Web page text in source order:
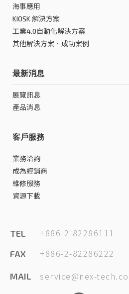
海事應用
KIOSK 解決方案
工業4.0自動化解決方案
其他解決方案．成功案例
最新消息
展覽訊息
產品消息
客戶服務
業務洽詢
成為經銷商
維修服務
資源下載
TEL +886-2-82286111
FAX +886-2-82286222
MAIL service@nex-tech.co